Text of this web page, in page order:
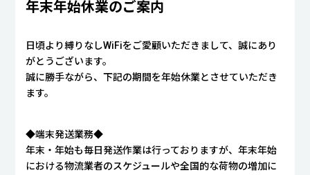
年末年始休業のご案内
日頃より縛りなしWiFiをご愛顧いただきまして、誠にあり
がとうございます。
誠に勝手ながら、下記の期間を年始休業とさせていただき
ます。
◆端末発送業務◆
年末・年始も毎日発送作業は行っておりますが、年末年始
における物流業者のスケジュールや全国的な荷物の増加に